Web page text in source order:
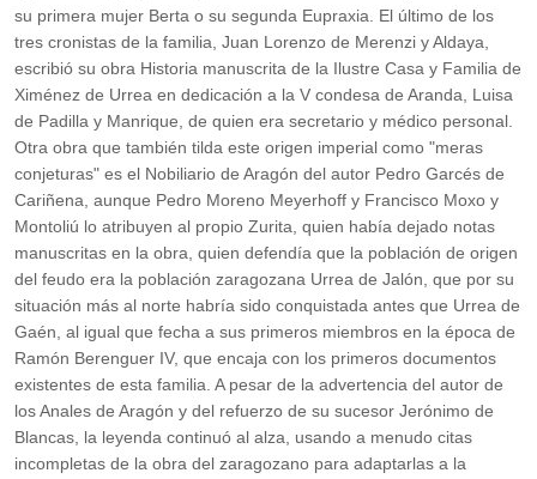
su primera mujer Berta o su segunda Eupraxia. El último de los
tres cronistas de la familia, Juan Lorenzo de Merenzi y Aldaya,
escribió su obra Historia manuscrita de la Ilustre Casa y Familia de
Ximénez de Urrea en dedicación a la V condesa de Aranda, Luisa
de Padilla y Manrique, de quien era secretario y médico personal.
Otra obra que también tilda este origen imperial como "meras
conjeturas" es el Nobiliario de Aragón del autor Pedro Garcés de
Cariñena, aunque Pedro Moreno Meyerhoff y Francisco Moxo y
Montoliú lo atribuyen al propio Zurita, quien había dejado notas
manuscritas en la obra, quien defendía que la población de origen
del feudo era la población zaragozana Urrea de Jalón, que por su
situación más al norte habría sido conquistada antes que Urrea de
Gaén, al igual que fecha a sus primeros miembros en la época de
Ramón Berenguer IV, que encaja con los primeros documentos
existentes de esta familia. A pesar de la advertencia del autor de
los Anales de Aragón y del refuerzo de su sucesor Jerónimo de
Blancas, la leyenda continuó al alza, usando a menudo citas
incompletas de la obra del zaragozano para adaptarlas a la